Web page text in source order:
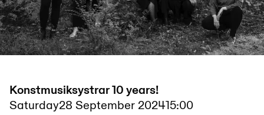
Konstmusiksystrar 10 years!
Saturday28 September 202415:00